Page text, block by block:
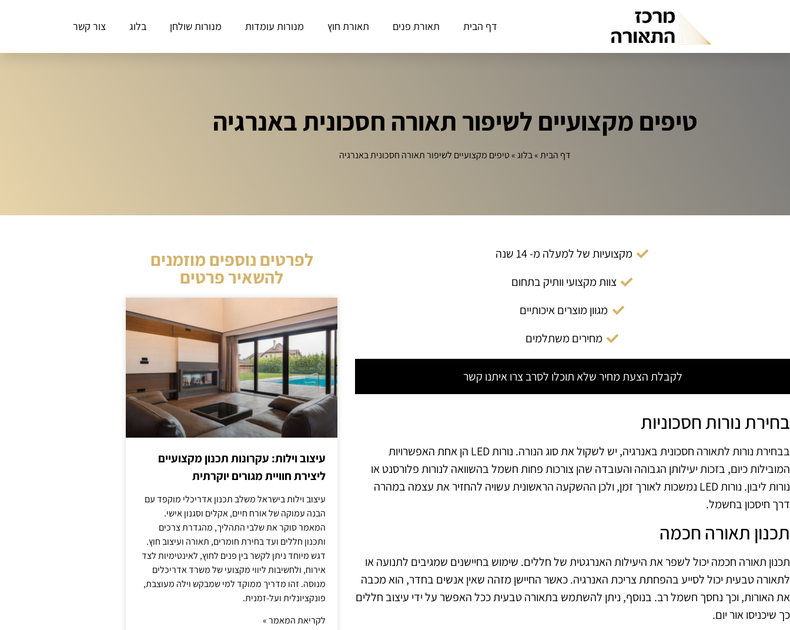
דף הבית תאורת פנים תאורת חוץ מנורות עומדות מנורות שולחן בלוג צור קשר
טיפים מקצועיים לשיפור תאורה חסכונית באנרגיה
דף הבית»בלוג»טיפים מקצועיים לשיפור תאורה חסכונית באנרגיה
מקצועיות של למעלה מ- 14 שנה
צוות מקצועי וותיק בתחום
מגוון מוצרים איכותיים
מחירים משתלמים
לקבלת הצעת מחיר שלא תוכלו לסרב צרו איתנו קשר
בחירת נורות חסכוניות
בבחירת נורות לתאורה חסכונית באנרגיה, יש לשקול את סוג הנורה. נורות LED הן אחת האפשרויות
המובילות כיום, בזכות יעילותן הגבוהה והעובדה שהן צורכות פחות חשמל בהשוואה לנורות פלורסנט או
נורות ליבון. נורות LED נמשכות לאורך זמן, ולכן ההשקעה הראשונית עשויה להחזיר את עצמה במהרה
דרך חיסכון בחשמל.
תכנון תאורה חכמה
תכנון תאורה חכמה יכול לשפר את היעילות האנרגטית של חללים. שימוש בחיישנים שמגיבים לתנועה או
לתאורה טבעית יכול לסייע בהפחתת צריכת האנרגיה. כאשר החיישן מזהה שאין אנשים בחדר, הוא מכבה
את האורות, וכך נחסך חשמל רב. בנוסף, ניתן להשתמש בתאורה טבעית ככל האפשר על ידי עיצוב חללים
כך שיכניסו אור יום.
לפרטים נוספים מוזמנים
להשאיר פרטים
עיצוב וילות: עקרונות תכנון מקצועיים
ליצירת חוויית מגורים יוקרתית
עיצוב וילות בישראל משלב תכנון אדריכלי מוקפד עם
הבנה עמוקה של אורח חיים, אקלים וסגנון אישי.
המאמר סוקר את שלבי התהליך, מהגדרת צרכים
ותכנון חללים ועד בחירת חומרים, תאורה ועיצוב חוץ.
דגש מיוחד ניתן לקשר בין פנים לחוץ, לאינטימיות לצד
אירוח, ולחשיבות ליווי מקצועי של משרד אדריכלים
מנוסה. זהו מדריך ממוקד למי שמבקש וילה מעוצבת,
פונקציונלית ועל-זמנית.
לקריאת המאמר »